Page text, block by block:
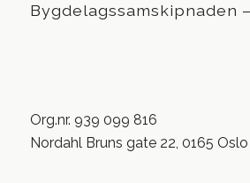
Bygdelagssamskipnaden
Org.nr. 939 099 816
Nordahl Bruns gate 22, 0165 Oslo